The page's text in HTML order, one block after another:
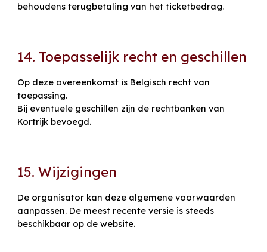
behoudens terugbetaling van het ticketbedrag.
14. Toepasselijk recht en geschillen
Op deze overeenkomst is Belgisch recht van
toepassing.
Bij eventuele geschillen zijn de rechtbanken van
Kortrijk bevoegd.
15. Wijzigingen
De organisator kan deze algemene voorwaarden
aanpassen. De meest recente versie is steeds
beschikbaar op de website.